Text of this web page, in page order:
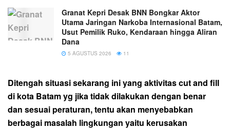
Granat Kepri Desak BNN Bongkar Aktor
Utama Jaringan Narkoba Internasional Batam,
Usut Pemilik Ruko, Kendaraan hingga Aliran
Dana
5 AGUSTUS 2026 11
Ditengah situasi sekarang ini yang aktivitas cut and fill
di kota Batam yg jika tidak dilakukan dengan benar
dan sesuai peraturan, tentu akan menyebabkan
berbagai masalah lingkungan yaitu kerusakan